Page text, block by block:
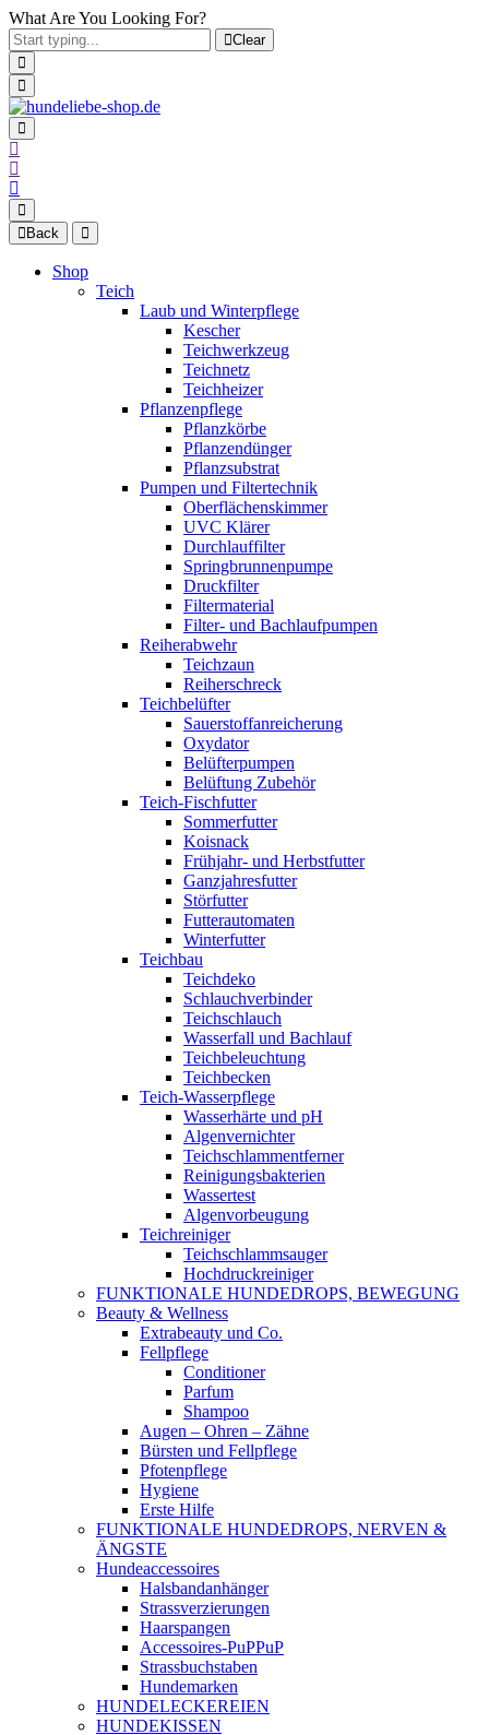
What Are You Looking For?
Clear
Back
Shop
Teich
Laub und Winterpflege
Kescher
Teichwerkzeug
Teichnetz
Teichheizer
Pflanzenpflege
Pflanzkörbe
Pflanzendünger
Pflanzsubstrat
Pumpen und Filtertechnik
Oberflächenskimmer
UVC Klärer
Durchlauffilter
Springbrunnenpumpe
Druckfilter
Filtermaterial
Filter- und Bachlaufpumpen
Reiherabwehr
Teichzaun
Reiherschreck
Teichbelüfter
Sauerstoffanreicherung
Oxydator
Belüfterpumpen
Belüftung Zubehör
Teich-Fischfutter
Sommerfutter
Koisnack
Frühjahr- und Herbstfutter
Ganzjahresfutter
Störfutter
Futterautomaten
Winterfutter
Teichbau
Teichdeko
Schlauchverbinder
Teichschlauch
Wasserfall und Bachlauf
Teichbeleuchtung
Teichbecken
Teich-Wasserpflege
Wasserhärte und pH
Algenvernichter
Teichschlammentferner
Reinigungsbakterien
Wassertest
Algenvorbeugung
Teichreiniger
Teichschlammsauger
Hochdruckreiniger
FUNKTIONALE HUNDEDROPS, BEWEGUNG
Beauty & Wellness
Extrabeauty und Co.
Fellpflege
Conditioner
Parfum
Shampoo
Augen – Ohren – Zähne
Bürsten und Fellpflege
Pfotenpflege
Hygiene
Erste Hilfe
FUNKTIONALE HUNDEDROPS, NERVEN &
ÄNGSTE
Hundeaccessoires
Halsbandanhänger
Strassverzierungen
Haarspangen
Accessoires-PuPPuP
Strassbuchstaben
Hundemarken
HUNDELECKEREIEN
HUNDEKISSEN